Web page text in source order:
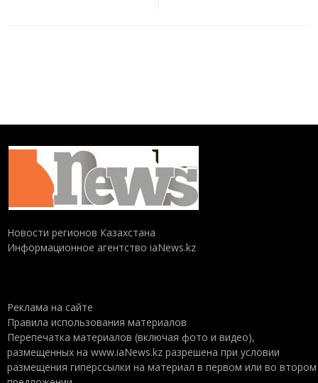
Новости регионов Казахстана
Информационное агентство iaNews.kz
Реклама на сайте
Правила использования материалов
Перепечатка материалов (включая фото и видео),
размещенных на www.iaNews.kz разрешена при условии
размещения гиперссылки на материал в первом или во втором